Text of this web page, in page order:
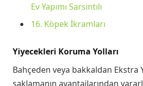
Ev Yapımı Sarsıntılı
16. Köpek İkramları
Yiyecekleri Koruma Yolları
Bahçeden veya bakkaldan Ekstra
saklamanın avantajlarından